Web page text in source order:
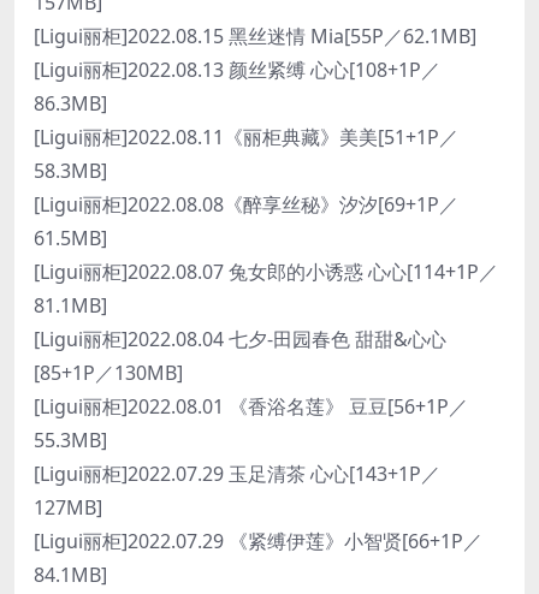
[Ligui丽柜]2022.08.15 黑丝迷情 Mia[55P／62.1MB]
[Ligui丽柜]2022.08.13 颜丝紧缚 心心[108+1P／
86.3MB]
[Ligui丽柜]2022.08.11《丽柜典藏》美美[51+1P／
58.3MB]
[Ligui丽柜]2022.08.08《醉享丝秘》汐汐[69+1P／
61.5MB]
[Ligui丽柜]2022.08.07 兔女郎的小诱惑 心心[114+1P／
81.1MB]
[Ligui丽柜]2022.08.04 七夕-田园春色 甜甜&心心
[85+1P／130MB]
[Ligui丽柜]2022.08.01 《香浴名莲》 豆豆[56+1P／
55.3MB]
[Ligui丽柜]2022.07.29 玉足清茶 心心[143+1P／
127MB]
[Ligui丽柜]2022.07.29 《紧缚伊莲》小智贤[66+1P／
84.1MB]